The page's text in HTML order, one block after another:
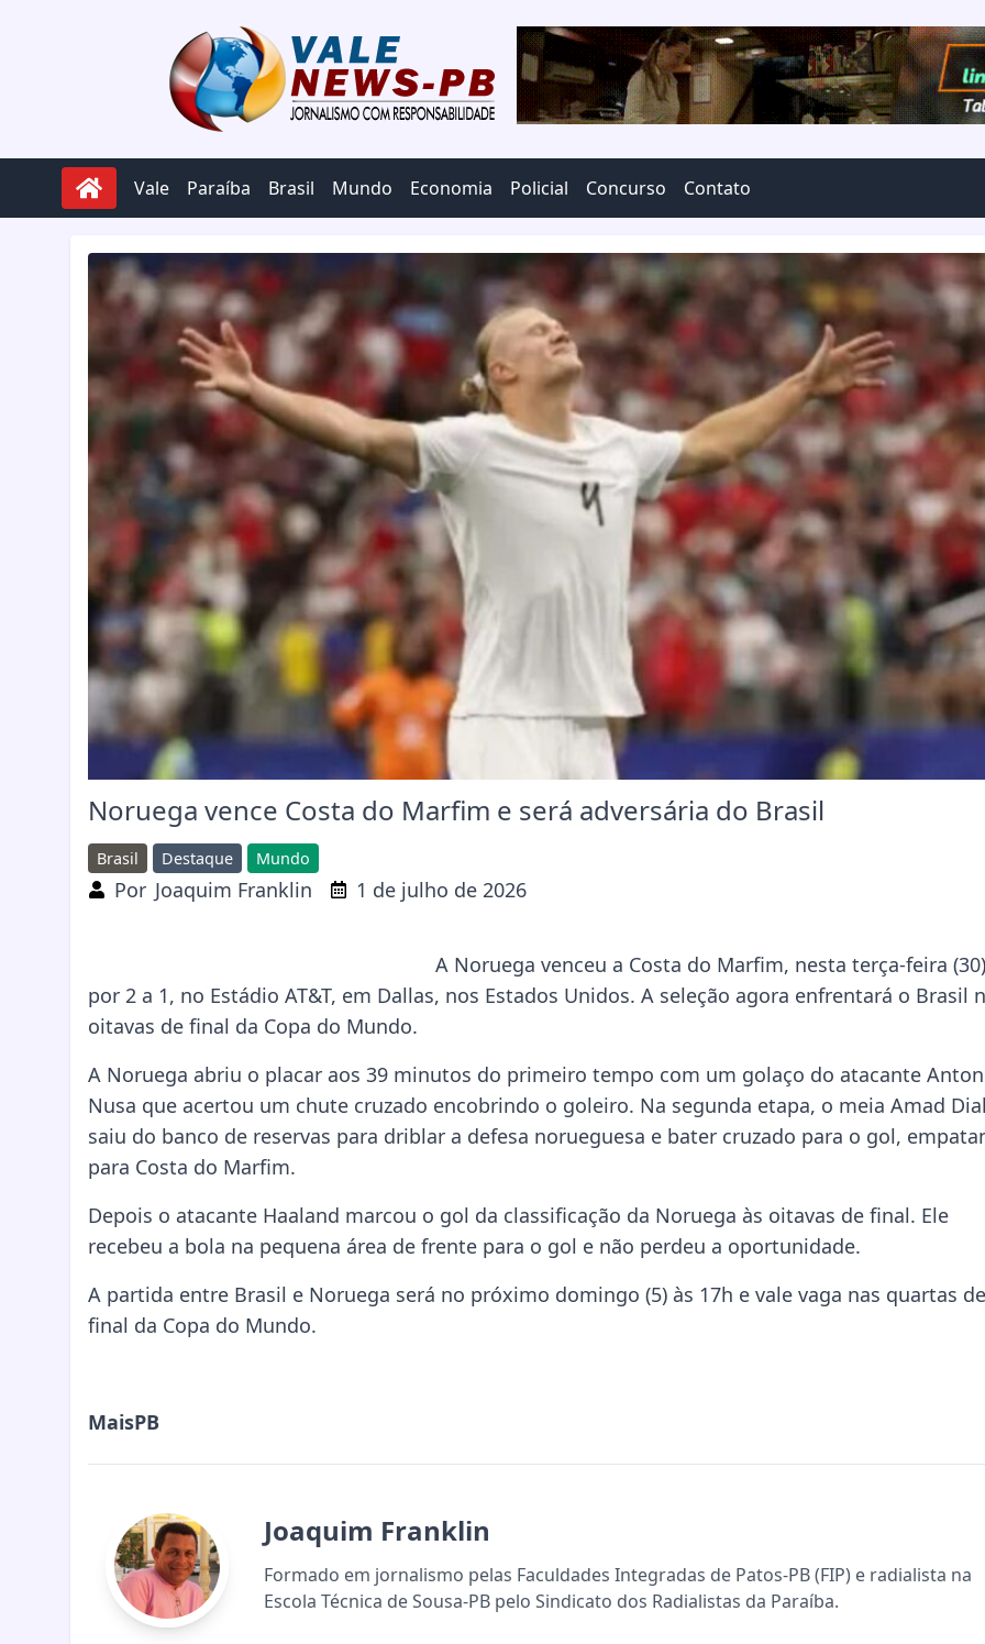
Vale Paraíba Brasil Mundo Economia Policial Concurso Contato
Noruega vence Costa do Marfim e será adversária do Brasil
Brasil Destaque Mundo
Por Joaquim Franklin 1 de julho de 2026
A Noruega venceu a Costa do Marfim, nesta terça-feira
por 2 a 1, no Estádio AT&T, em Dallas, nos Estados Unidos. A seleção agora enfrentará o Brasil
oitavas de final da Copa do Mundo.
A Noruega abriu o placar aos 39 minutos do primeiro tempo com um golaço do atacante
Nusa que acertou um chute cruzado encobrindo o goleiro. Na segunda etapa, o meia Amad
saiu do banco de reservas para driblar a defesa norueguesa e bater cruzado para o gol,
para Costa do Marfim.
Depois o atacante Haaland marcou o gol da classificação da Noruega às oitavas de final. Ele
recebeu a bola na pequena área de frente para o gol e não perdeu a oportunidade.
A partida entre Brasil e Noruega será no próximo domingo (5) às 17h e vale vaga nas quartas de
final da Copa do Mundo.
MaisPB
Joaquim Franklin
Formado em jornalismo pelas Faculdades Integradas de Patos-PB (FIP) e radialista na
Escola Técnica de Sousa-PB pelo Sindicato dos Radialistas da Paraíba.